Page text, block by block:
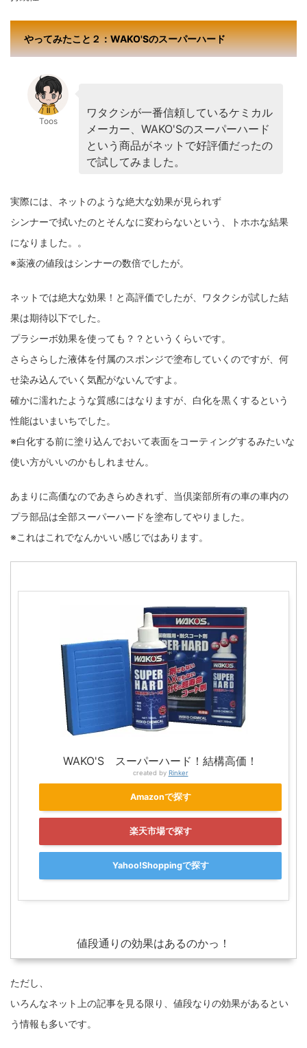
やってみたこと２：WAKO'Sのスーパーハード
Toos
ワタクシが一番信頼しているケミカル
メーカー、WAKO'Sのスーパーハード
という商品がネットで好評価だったの
で試してみました。
実際には、ネットのような絶大な効果が見られず
シンナーで拭いたのとそんなに変わらないという、トホホな結果
になりました。。
※薬液の値段はシンナーの数倍でしたが。
ネットでは絶大な効果！と高評価でしたが、ワタクシが試した結
果は期待以下でした。
プラシーボ効果を使っても？？というくらいです。
さらさらした液体を付属のスポンジで塗布していくのですが、何
せ染み込んでいく気配がないんですよ。
確かに濡れたような質感にはなりますが、白化を黒くするという
性能はいまいちでした。
※白化する前に塗り込んでおいて表面をコーティングするみたいな
使い方がいいのかもしれません。
あまりに高価なのであきらめきれず、当倶楽部所有の車の車内の
プラ部品は全部スーパーハードを塗布してやりました。
※これはこれでなんかいい感じではあります。
WAKO'S スーパーハード！結構高価！
created by Rinker
Amazonで探す
楽天市場で探す
Yahoo!Shoppingで探す
値段通りの効果はあるのかっ！
ただし、
いろんなネット上の記事を見る限り、値段なりの効果があるとい
う情報も多いです。